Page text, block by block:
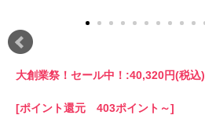
大創業祭！セール中！:40,320円(税込)
[ポイント還元 403ポイント～]